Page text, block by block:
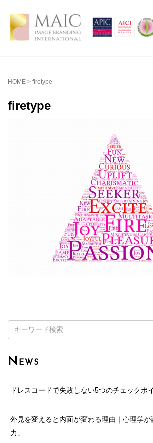
HOME > firetype
firetype
索:
N EWS
ドレスコードで失敗しない5つのチェックポ
外見を変えると内面が変わる理由｜心理学
力」